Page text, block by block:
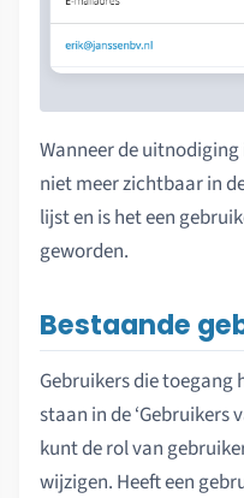
Wanneer de
niet meer zichtbaar in
lijst en is het een
geworden.
Bestaande
Gebruikers die
staan in de ‘Gebruikers
kunt de rol van
wijzigen. Heeft een